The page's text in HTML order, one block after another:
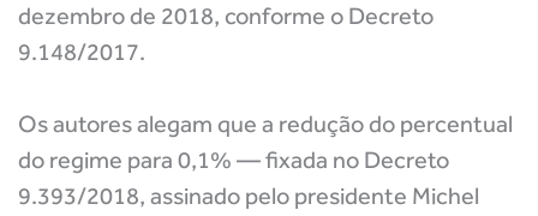
dezembro de 2018, conforme o Decreto
9.148/2017.
Os autores alegam que a redução do percentual
do regime para 0,1% — fixada no Decreto
9.393/2018, assinado pelo presidente Michel